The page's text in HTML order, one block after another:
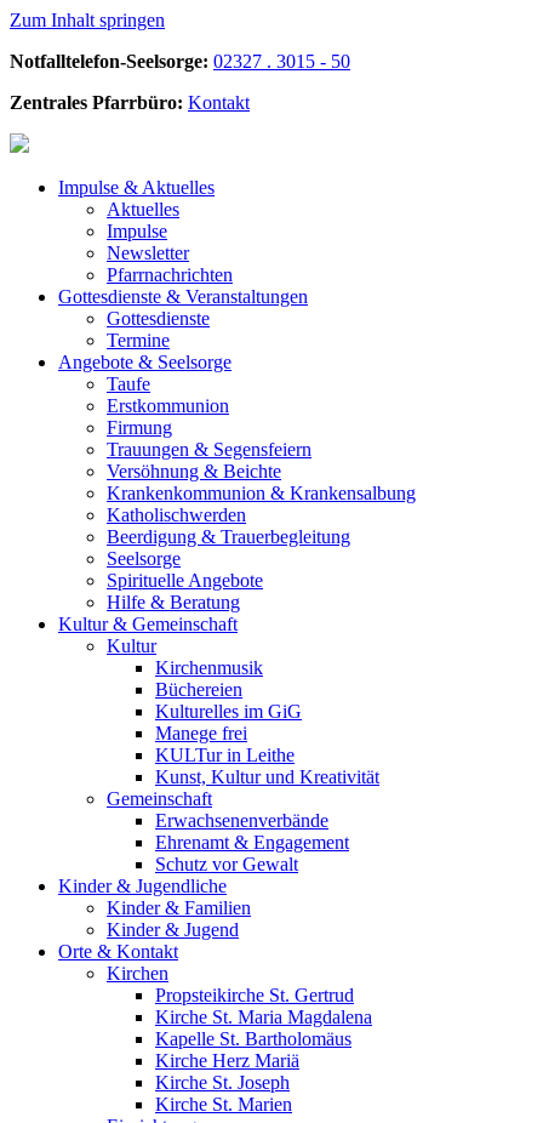
Zum Inhalt springen
Notfalltelefon-Seelsorge: 02327 . 3015 - 50
Zentrales Pfarrbüro: Kontakt
Impulse & Aktuelles
Aktuelles
Impulse
Newsletter
Pfarrnachrichten
Gottesdienste & Veranstaltungen
Gottesdienste
Termine
Angebote & Seelsorge
Taufe
Erstkommunion
Firmung
Trauungen & Segensfeiern
Versöhnung & Beichte
Krankenkommunion & Krankensalbung
Katholischwerden
Beerdigung & Trauerbegleitung
Seelsorge
Spirituelle Angebote
Hilfe & Beratung
Kultur & Gemeinschaft
Kultur
Kirchenmusik
Büchereien
Kulturelles im GiG
Manege frei
KULTur in Leithe
Kunst, Kultur und Kreativität
Gemeinschaft
Erwachsenenverbände
Ehrenamt & Engagement
Schutz vor Gewalt
Kinder & Jugendliche
Kinder & Familien
Kinder & Jugend
Orte & Kontakt
Kirchen
Propsteikirche St. Gertrud
Kirche St. Maria Magdalena
Kapelle St. Bartholomäus
Kirche Herz Mariä
Kirche St. Joseph
Kirche St. Marien